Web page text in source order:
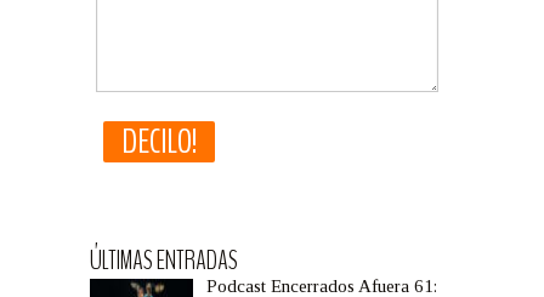
ÚLTIMAS ENTRADAS
Podcast Encerrados Afuera 61: